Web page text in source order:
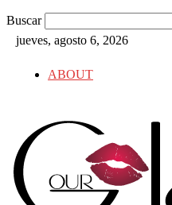
Buscar
jueves, agosto 6, 2026
ABOUT